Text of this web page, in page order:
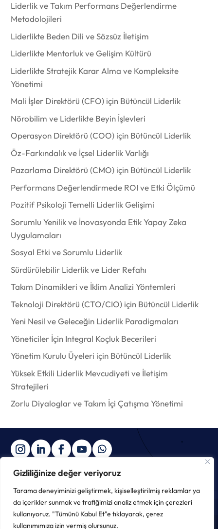
Gizliliğinize değer veriyoruz
Tarama deneyiminizi geliştirmek, kişiselleştirilmiş reklamlar ya
da içerikler sunmak ve trafiğimizi analiz etmek için çerezleri
kullanıyoruz. "Tümünü Kabul Et"e tıklayarak, çerez
kullanımımıza izin vermiş olursunuz.
Liderlik ve Takım Performans Değerlendirme
Metodolojileri
Liderlikte Beden Dili ve Sözsüz İletişim
Liderlikte Mentorluk ve Gelişim Kültürü
Liderlikte Stratejik Karar Alma ve Kompleksite
Yönetimi
Mali İşler Direktörü (CFO) için Bütüncül Liderlik
Nörobilim ve Liderlikte Beyin İşlevleri
Operasyon Direktörü (COO) için Bütüncül Liderlik
Öz-Farkındalık ve İçsel Liderlik Varlığı
Pazarlama Direktörü (CMO) için Bütüncül Liderlik
Performans Değerlendirmede ROI ve Etki Ölçümü
Pozitif Psikoloji Temelli Liderlik Gelişimi
Sorumlu Yenilik ve İnovasyonda Etik Yapay Zeka
Uygulamaları
Sosyal Etki ve Sorumlu Liderlik
Sürdürülebilir Liderlik ve Lider Refahı
Takım Dinamikleri ve İklim Analizi Yöntemleri
Teknoloji Direktörü (CTO/CIO) için Bütüncül Liderlik
Yeni Nesil ve Geleceğin Liderlik Paradigmaları
Yöneticiler İçin Integral Koçluk Becerileri
Yönetim Kurulu Üyeleri için Bütüncül Liderlik
Yüksek Etkili Liderlik Mevcudiyeti ve İletişim
Stratejileri
Zorlu Diyaloglar ve Takım İçi Çatışma Yönetimi
Copyright © 2025 ∙ The Integral Institute ∙ Gizlilik Politikası